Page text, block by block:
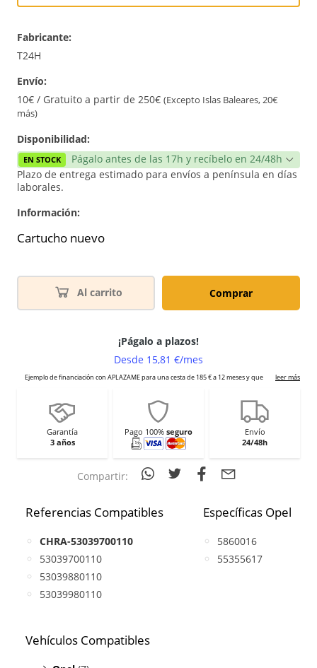
Fabricante:
T24H
Envío:
10€ / Gratuito a partir de 250€ (Excepto Islas Baleares, 20€
más)
Disponibilidad:
EN STOCK
Págalo antes de las 17h y recíbelo en 24/48h
Plazo de entrega estimado para envíos a península en días
laborales.
Información:
Cartucho nuevo
Al carrito Comprar
Garantía
3 años
Pago 100% seguro
Envío
24/48h
Compartir:
Referencias Compatibles
CHRA-53039700110
53039700110
53039880110
53039980110
Específicas Opel
5860016
55355617
Vehículos Compatibles